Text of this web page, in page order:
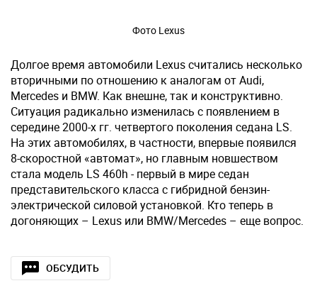
Фото Lexus
Долгое время автомобили Lexus считались несколько
вторичными по отношению к аналогам от Audi,
Mercedes и BMW. Как внешне, так и конструктивно.
Ситуация радикально изменилась с появлением в
середине 2000-х гг. четвертого поколения седана LS.
На этих автомобилях, в частности, впервые появился
8-скоростной «автомат», но главным новшеством
стала модель LS 460h - первый в мире седан
представительского класса с гибридной бензин-
электрической силовой установкой. Кто теперь в
догоняющих – Lexus или BMW/Mercedes – еще вопрос.
ОБСУДИТЬ